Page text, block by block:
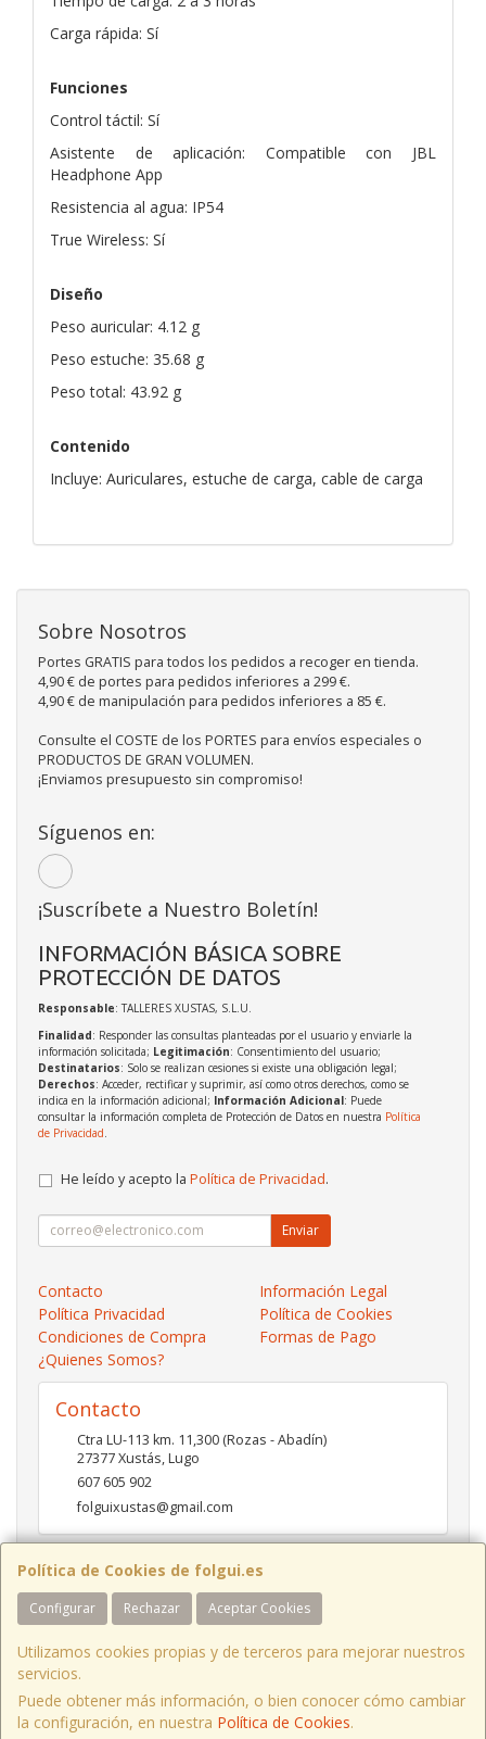
Carga rápida: Sí
Funciones
Control táctil: Sí
Asistente de aplicación: Compatible con JBL
Headphone App
Resistencia al agua: IP54
True Wireless: Sí
Diseño
Peso auricular: 4.12 g
Peso estuche: 35.68 g
Peso total: 43.92 g
Contenido
Incluye: Auriculares, estuche de carga, cable de carga
Política de Cookies de folgui.es
Configurar Rechazar Aceptar Cookies
Utilizamos cookies propias y de terceros para mejorar nuestros
servicios.
Puede obtener más información, o bien conocer cómo cambiar
la configuración, en nuestra Política de Cookies.
Sobre Nosotros
Portes GRATIS para todos los pedidos a recoger en tienda.
4,90 € de portes para pedidos inferiores a 299 €.
4,90 € de manipulación para pedidos inferiores a 85 €.
Consulte el COSTE de los PORTES para envíos especiales o
PRODUCTOS DE GRAN VOLUMEN.
¡Enviamos presupuesto sin compromiso!
Síguenos en:
¡Suscríbete a Nuestro Boletín!
INFORMACIÓN BÁSICA SOBRE
PROTECCIÓN DE DATOS
Responsable: TALLERES XUSTAS, S.L.U.
Finalidad: Responder las consultas planteadas por el usuario y enviarle la
información solicitada; Legitimación: Consentimiento del usuario;
Destinatarios: Solo se realizan cesiones si existe una obligación legal;
Derechos: Acceder, rectificar y suprimir, así como otros derechos, como se
indica en la información adicional; Información Adicional: Puede
consultar la información completa de Protección de Datos en nuestra Política
de Privacidad
He leído y acepto la Política de Privacidad.
Enviar
Contacto
Información Legal
Política Privacidad
Política de Cookies
Condiciones de Compra
Formas de Pago
¿Quienes Somos?
Contacto
Ctra LU-113 km. 11,300 (Rozas - Abadín)
27377Xustás,Lugo
607 605 902
folguixustas@gmail.com
Horario
Lunes a viernes de 10:00 a 14:00 y de 16:00 a 20:00.
Sábados de 10:00 a 14:00 y de 16:00 a 19:00
Ctra LU-113 Km 11,300 Xustás Lugo, España. - C.I.F.: B27261130 - Tfno:
607 605 902